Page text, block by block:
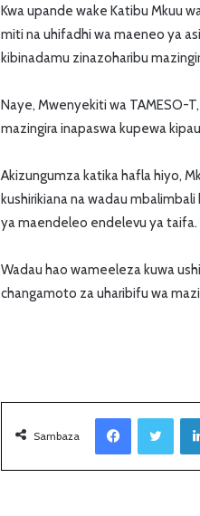
‎Kwa upande wake Katibu Mkuu
miti na uhifadhi wa maeneo ya
kibinadamu zinazoharibu
‎Naye, Mwenyekiti wa TAMESO-
mazingira inapaswa kupewa
‎Akizungumza katika hafla hiyo,
kushirikiana na wadau
ya maendeleo endelevu ya taifa.
‎Wadau hao wameeleza kuwa
changamoto za uharibifu wa
Sambaza